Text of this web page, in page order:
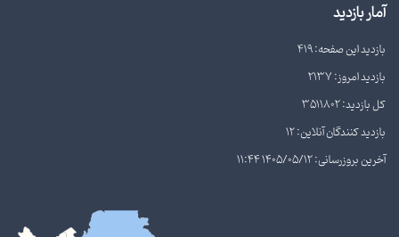
آمار بازدید
بازدید این صفحه: 419
بازدید امروز: 2137
کل بازدید: 3511802
بازدید کنندگان آنلاین: 12
آخرین بروزرسانی: 1405/05/12 11:44